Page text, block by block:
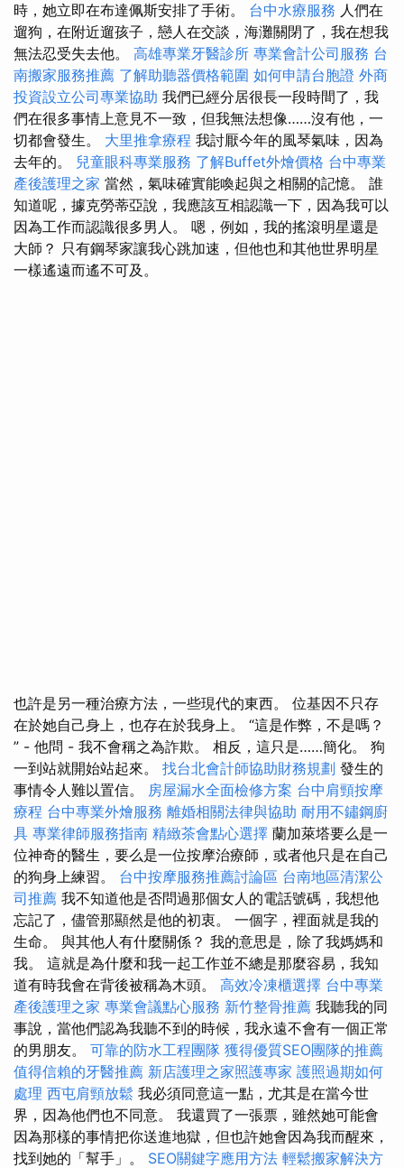
時，她立即在布達佩斯安排了手術。 台中水療服務 人們在
遛狗，在附近遛孩子，戀人在交談，海灘關閉了，我在想我
無法忍受失去他。 高雄專業牙醫診所 專業會計公司服務 台
南搬家服務推薦 了解助聽器價格範圍 如何申請台胞證 外商
投資設立公司專業協助 我們已經分居很長一段時間了，我
們在很多事情上意見不一致，但我無法想像……沒有他，一
切都會發生。 大里推拿療程 我討厭今年的風琴氣味，因為
去年的。 兒童眼科專業服務 了解Buffet外燴價格 台中專業
產後護理之家 當然，氣味確實能喚起與之相關的記憶。 誰
知道呢，據克勞蒂亞說，我應該互相認識一下，因為我可以
因為工作而認識很多男人。 嗯，例如，我的搖滾明星還是
大師？ 只有鋼琴家讓我心跳加速，但他也和其他世界明星
一樣遙遠而遙不可及。
也許是另一種治療方法，一些現代的東西。 位基因不只存
在於她自己身上，也存在於我身上。 “這是作弊，不是嗎？
” - 他問 - 我不會稱之為詐欺。 相反，這只是……簡化。 狗
一到站就開始站起來。 找台北會計師協助財務規劃 發生的
事情令人難以置信。 房屋漏水全面檢修方案 台中肩頸按摩
療程 台中專業外燴服務 離婚相關法律與協助 耐用不鏽鋼廚
具 專業律師服務指南 精緻茶會點心選擇 蘭加萊塔要么是一
位神奇的醫生，要么是一位按摩治療師，或者他只是在自己
的狗身上練習。 台中按摩服務推薦討論區 台南地區清潔公
司推薦 我不知道他是否問過那個女人的電話號碼，我想他
忘記了，儘管那顯然是他的初衷。 一個字，裡面就是我的
生命。 與其他人有什麼關係？ 我的意思是，除了我媽媽和
我。 這就是為什麼和我一起工作並不總是那麼容易，我知
道有時我會在背後被稱為木頭。 高效冷凍櫃選擇 台中專業
產後護理之家 專業會議點心服務 新竹整骨推薦 我聽我的同
事說，當他們認為我聽不到的時候，我永遠不會有一個正常
的男朋友。 可靠的防水工程團隊 獲得優質SEO團隊的推薦
值得信賴的牙醫推薦 新店護理之家照護專家 護照過期如何
處理 西屯肩頸放鬆 我必須同意這一點，尤其是在當今世
界，因為他們也不同意。 我還買了一張票，雖然她可能會
因為那樣的事情把你送進地獄，但也許她會因為我而醒來，
找到她的「幫手」。 SEO關鍵字應用方法 輕鬆搬家解決方